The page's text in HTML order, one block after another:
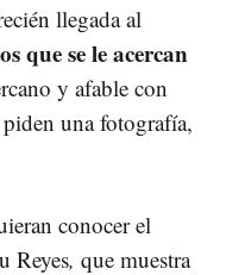
llegada al
que se le acercan
y afable con
una fotografía,
conocer el
Reyes, que muestra